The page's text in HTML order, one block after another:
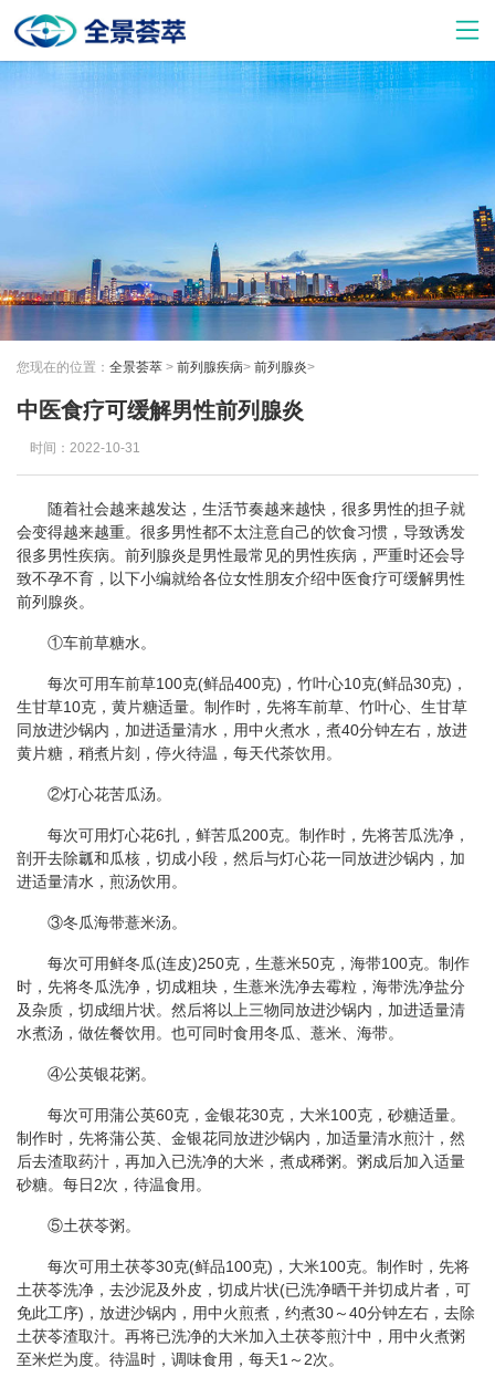
您现在的位置： 全景荟萃 > 前列腺疾病> 前列腺炎>
中医食疗可缓解男性前列腺炎
时间：2022-10-31
随着社会越来越发达，生活节奏越来越快，很多男性的担子就
会变得越来越重。很多男性都不太注意自己的饮食习惯，导致诱发
很多男性疾病。前列腺炎是男性最常见的男性疾病，严重时还会导
致不孕不育，以下小编就给各位女性朋友介绍中医食疗可缓解男性
前列腺炎。
①车前草糖水。
每次可用车前草100克(鲜品400克)，竹叶心10克(鲜品30克)，
生甘草10克，黄片糖适量。制作时，先将车前草、竹叶心、生甘草
同放进沙锅内，加进适量清水，用中火煮水，煮40分钟左右，放进
黄片糖，稍煮片刻，停火待温，每天代茶饮用。
②灯心花苦瓜汤。
每次可用灯心花6扎，鲜苦瓜200克。制作时，先将苦瓜洗净，
剖开去除瓤和瓜核，切成小段，然后与灯心花一同放进沙锅内，加
进适量清水，煎汤饮用。
③冬瓜海带薏米汤。
每次可用鲜冬瓜(连皮)250克，生薏米50克，海带100克。制作
时，先将冬瓜洗净，切成粗块，生薏米洗净去霉粒，海带洗净盐分
及杂质，切成细片状。然后将以上三物同放进沙锅内，加进适量清
水煮汤，做佐餐饮用。也可同时食用冬瓜、薏米、海带。
④公英银花粥。
每次可用蒲公英60克，金银花30克，大米100克，砂糖适量。
制作时，先将蒲公英、金银花同放进沙锅内，加适量清水煎汁，然
后去渣取药汁，再加入已洗净的大米，煮成稀粥。粥成后加入适量
砂糖。每日2次，待温食用。
⑤土茯苓粥。
每次可用土茯苓30克(鲜品100克)，大米100克。制作时，先将
土茯苓洗净，去沙泥及外皮，切成片状(已洗净晒干并切成片者，可
免此工序)，放进沙锅内，用中火煎煮，约煮30～40分钟左右，去除
土茯苓渣取汁。再将已洗净的大米加入土茯苓煎汁中，用中火煮粥
至米烂为度。待温时，调味食用，每天1～2次。